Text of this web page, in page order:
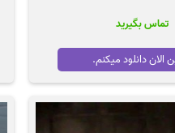
تماس بگیرید
الان دانلود میکنم.